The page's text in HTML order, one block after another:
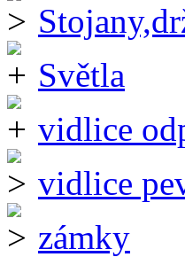
Světla
vidlice
vidlice
zámky